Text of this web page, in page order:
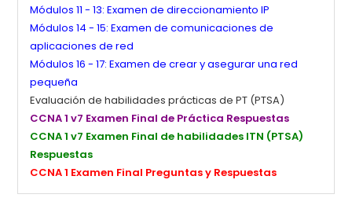
Módulos 11 - 13: Examen de direccionamiento IP
Módulos 14 - 15: Examen de comunicaciones de
aplicaciones de red
Módulos 16 - 17: Examen de crear y asegurar una red
pequeña
Evaluación de habilidades prácticas de PT (PTSA)
CCNA 1 v7 Examen Final de Práctica Respuestas
CCNA 1 v7 Examen Final de habilidades ITN (PTSA)
Respuestas
CCNA 1 Examen Final Preguntas y Respuestas